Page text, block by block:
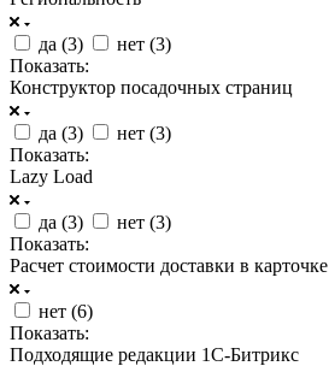
да (3) нет (3)
Показать:
Конструктор посадочных страниц
да (3) нет (3)
Показать:
Lazy Load
да (3) нет (3)
Показать:
Расчет стоимости доставки в карточке
нет (6)
Показать:
Подходящие редакции 1С-Битрикс